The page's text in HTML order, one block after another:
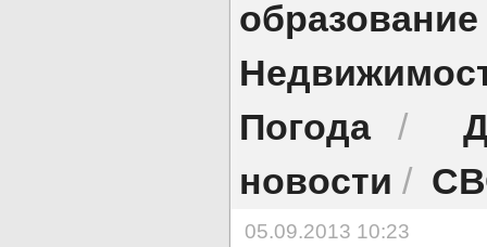
образование
Погода/
новости /
05.09.2013 10:23